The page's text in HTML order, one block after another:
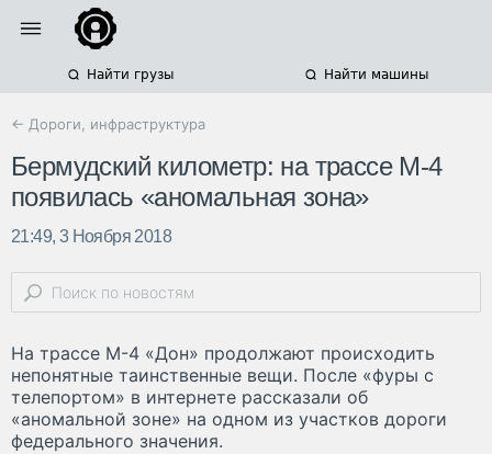
Найти грузы Найти машины
← Дороги, инфраструктура
Бермудский километр: на трассе М-4
появилась «аномальная зона»
21:49, 3 Ноября 2018
На трассе М-4 «Дон» продолжают происходить
непонятные таинственные вещи. После «фуры с
телепортом» в интернете рассказали об
«аномальной зоне» на одном из участков дороги
федерального значения.